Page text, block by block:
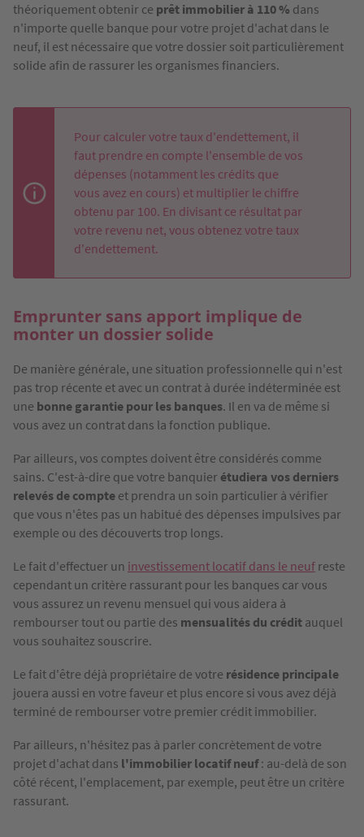
théoriquement obtenir ce prêt immobilier à 110 % dans
n'importe quelle banque pour votre projet d'achat dans le
neuf, il est nécessaire que votre dossier soit particulièrement
solide afin de rassurer les organismes financiers.
Pour calculer votre taux d'endettement, il
faut prendre en compte l'ensemble de vos
dépenses (notamment les crédits que
vous avez en cours) et multiplier le chiffre
obtenu par 100. En divisant ce résultat par
votre revenu net, vous obtenez votre taux
d'endettement.
Emprunter sans apport implique de
monter un dossier solide
De manière générale, une situation professionnelle qui n'est
pas trop récente et avec un contrat à durée indéterminée est
une bonne garantie pour les banques. Il en va de même si
vous avez un contrat dans la fonction publique.
Par ailleurs, vos comptes doivent être considérés comme
sains. C'est-à-dire que votre banquier étudiera vos derniers
relevés de compte et prendra un soin particulier à vérifier
que vous n'êtes pas un habitué des dépenses impulsives par
exemple ou des découverts trop longs.
Le fait d'effectuer un investissement locatif dans le neuf reste
cependant un critère rassurant pour les banques car vous
vous assurez un revenu mensuel qui vous aidera à
rembourser tout ou partie des mensualités du crédit auquel
vous souhaitez souscrire.
Le fait d'être déjà propriétaire de votre résidence principale
jouera aussi en votre faveur et plus encore si vous avez déjà
terminé de rembourser votre premier crédit immobilier.
Par ailleurs, n'hésitez pas à parler concrètement de votre
projet d'achat dans l'immobilier locatif neuf: au-delà de son
côté récent, l'emplacement, par exemple, peut être un critère
rassurant.